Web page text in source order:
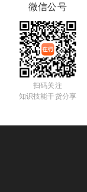
微信公号
扫码关注
知识技能干货分享